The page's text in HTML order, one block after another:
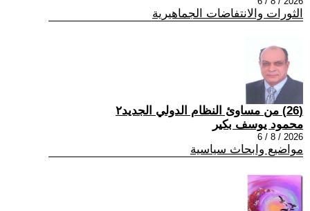
الثورات والانتفاضات الجماهيرية
(26) من مساوئ النظام الدولي الجديد٢
محمود يوسف بكير
2026 / 8 / 6
مواضيع وابحاث سياسية